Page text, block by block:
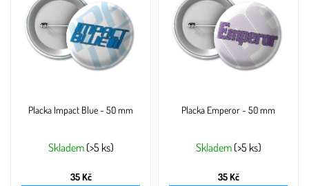
Placka Impact Blue - 50 mm
Skladem (>5 ks)
35 Kč
Placka Emperor - 50 mm
Skladem (>5 ks)
35 Kč